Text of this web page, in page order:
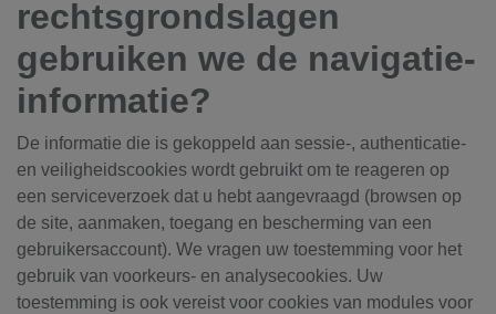
rechtsgrondslagen
gebruiken we de navigatie-
informatie?
De informatie die is gekoppeld aan sessie-, authenticatie-
en veiligheidscookies wordt gebruikt om te reageren op
een serviceverzoek dat u hebt aangevraagd (browsen op
de site, aanmaken, toegang en bescherming van een
gebruikersaccount). We vragen uw toestemming voor het
gebruik van voorkeurs- en analysecookies. Uw
toestemming is ook vereist voor cookies van modules voor